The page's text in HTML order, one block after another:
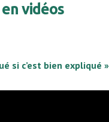
vidéos
si c’est bien expliqué »